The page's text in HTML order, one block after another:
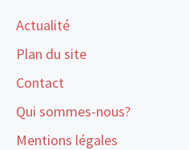
Actualité
Plan du site
Contact
Qui sommes-nous?
Mentions légales